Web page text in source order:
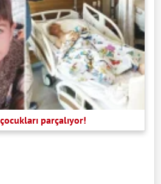
parçalıyor!